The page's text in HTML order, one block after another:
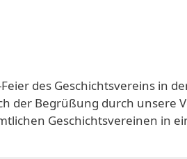
des Geschichtsvereins in
der Begrüßung durch
Geschichtsvereinen in